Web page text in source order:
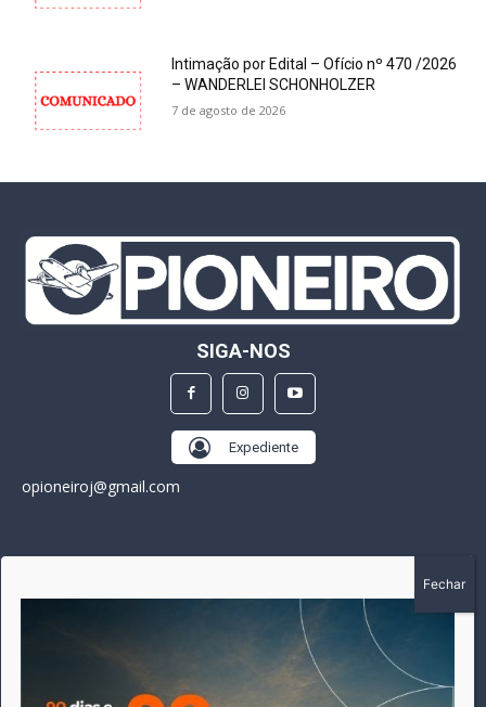
Intimação por Edital – Ofício nº 470 /2026
– WANDERLEI SCHONHOLZER
7 de agosto de 2026
SIGA-NOS
Expediente
opioneiroj@gmail.com
A história do Pioneiro inicia em fevereiro de 2005 em
Canarana - MT, na época, como um jornal impresso semanal,
que chegou a possuir mil assinantes. Durante 15 anos, foram
publicadas 691 edições que narraram os acontecimentos